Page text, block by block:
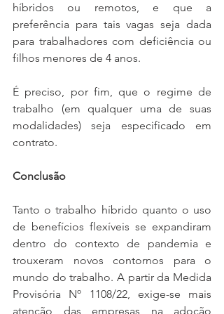
híbridos ou remotos, e que a
preferência para tais vagas seja dada
para trabalhadores com deficiência ou
filhos menores de 4 anos.
É preciso, por fim, que o regime de
trabalho (em qualquer uma de suas
modalidades) seja especificado em
contrato.
Conclusão
Tanto o trabalho híbrido quanto o uso
de benefícios flexíveis se expandiram
dentro do contexto de pandemia e
trouxeram novos contornos para o
mundo do trabalho. A partir da Medida
Provisória Nº 1108/22, exige-se mais
atenção das empresas na adoção